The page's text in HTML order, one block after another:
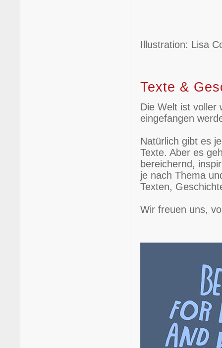
Illustration: Lisa
Texte &
Die Welt ist voller
eingefangen
Natürlich gibt es
Texte. Aber es
bereichernd,
je nach Thema
Texten,
Wir freuen uns,